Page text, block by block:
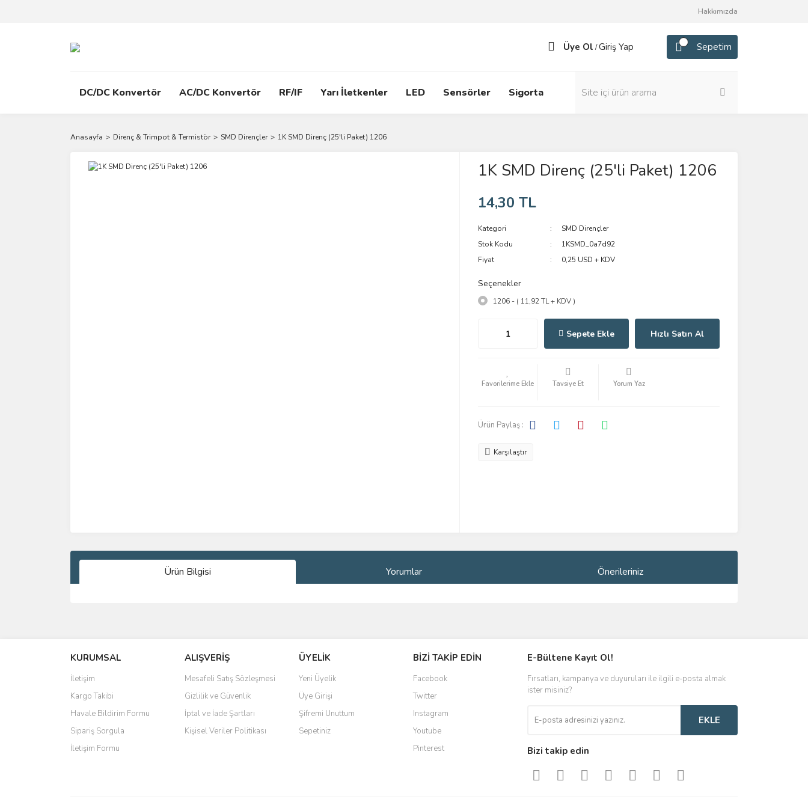
Hakkımızda
Üye Ol /Giriş Yap Sepetim
DC/DC Konvertör AC/DC Konvertör RF/IF Yarı İletkenler LED Sensörler Sigorta
Anasayfa Direnç & Trimpot & Termistör SMD Dirençler 1K SMD Direnç (25'li Paket) 1206
1K SMD Direnç (25'li Paket) 1206
14,30 TL
Kategori
SMD Dirençler
Stok Kodu
1KSMD_0a7d92
Fiyat
0,25 USD + KDV
Seçenekler
1206 - ( 11,92 TL + KDV )
Sepete Ekle Hızlı Satın Al
Tavsiye Et Yorum Yaz
Ürün Paylaş :
Karşılaştır
Ürün Bilgisi Yorumlar Önerileriniz
Ürün resmi kalitesiz, bozuk veya görüntülenemiyor.
Ürün açıklamasında eksik bilgiler bulunuyor.
Ürün bilgilerinde hatalar bulunuyor.
Ürün fiyatı diğer sitelerden daha pahalı.
Bu ürüne benzer farklı alternatifler olmalı.
KURUMSAL
İletişim
Kargo Takibi
Havale Bildirim Formu
Sipariş Sorgula
İletişim Formu
ALIŞVERİŞ
Mesafeli Satış Sözleşmesi
Gizlilik ve Güvenlik
İptal ve İade Şartları
Kişisel Veriler Politikası
ÜYELİK
Yeni Üyelik
Üye Girişi
Şifremi Unuttum
Sepetiniz
BİZİ TAKİP EDİN
Facebook
Twitter
Instagram
Youtube
Pinterest
E-Bültene Kayıt Ol!
Fırsatları, kampanya ve duyuruları ile ilgili e-posta almak
ister misiniz?
EKLE
Bizi takip edin